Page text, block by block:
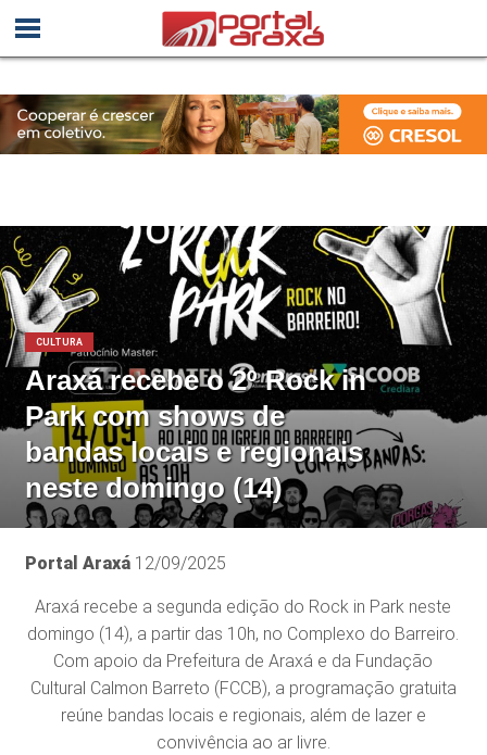
CULTURA
Araxá recebe o 2º Rock in
Park com shows de
bandas locais e regionais
neste domingo (14)
Portal Araxá 12/09/2025
Araxá recebe a segunda edição do Rock in Park neste
domingo (14), a partir das 10h, no Complexo do Barreiro.
Com apoio da Prefeitura de Araxá e da Fundação
Cultural Calmon Barreto (FCCB), a programação gratuita
reúne bandas locais e regionais, além de lazer e
convivência ao ar livre.